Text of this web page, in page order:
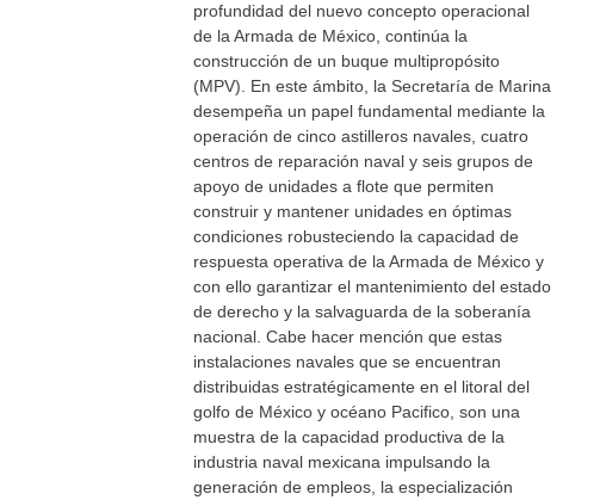
profundidad del nuevo concepto operacional
de la Armada de México, continúa la
construcción de un buque multipropósito
(MPV). En este ámbito, la Secretaría de Marina
desempeña un papel fundamental mediante la
operación de cinco astilleros navales, cuatro
centros de reparación naval y seis grupos de
apoyo de unidades a flote que permiten
construir y mantener unidades en óptimas
condiciones robusteciendo la capacidad de
respuesta operativa de la Armada de México y
con ello garantizar el mantenimiento del estado
de derecho y la salvaguarda de la soberanía
nacional. Cabe hacer mención que estas
instalaciones navales que se encuentran
distribuidas estratégicamente en el litoral del
golfo de México y océano Pacifico, son una
muestra de la capacidad productiva de la
industria naval mexicana impulsando la
generación de empleos, la especialización